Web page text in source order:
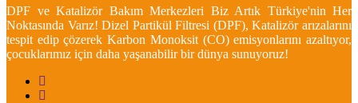
DPF ve Katalizör Bakım Merkezleri Biz Artık Türkiye'nin Her
Noktasında Varız! Dizel Partikül Filtresi (DPF), Katalizör arızalarını
tespit edip çözerek Karbon Monoksit (CO) emisyonlarını azaltıyor,
çocuklarımız için daha yaşanabilir bir dünya sunuyoruz!